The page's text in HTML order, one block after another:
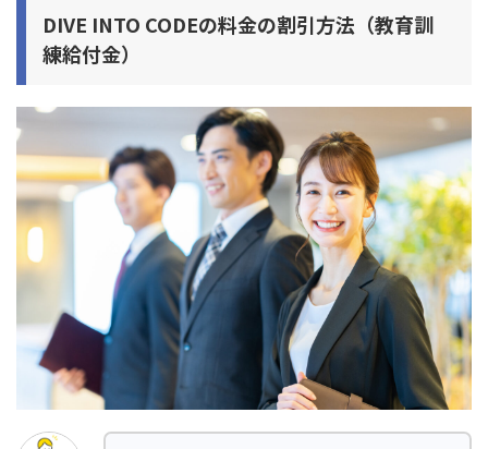
DIVE INTO CODEの料金の割引方法（教育訓
練給付金）